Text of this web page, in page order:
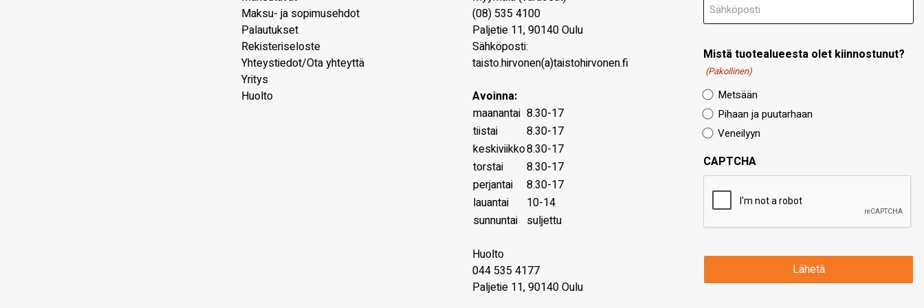
Maksu- ja sopimusehdot
Palautukset
Rekisteriseloste
Yhteystiedot/Ota yhteyttä
Yritys
Huolto
(08) 535 4100
Paljetie 11,90140Oulu
Sähköposti:
taisto.hirvonen(a)taistohirvonen.fi
Avoinna:
maanantai 8.30-17
tiistai
8.30-17
keskiviikko8.30-17
torstai
8.30-17
perjantai
8.30-17
lauantai
10-14
sunnuntai suljettu
Huolto
044 535 4177
Paljetie 11, 90140 Oulu
Mistä tuotealueesta olet kiinnostunut?
(Pakollinen)
Metsään
Pihaan ja puutarhaan
Veneilyyn
CAPTCHA